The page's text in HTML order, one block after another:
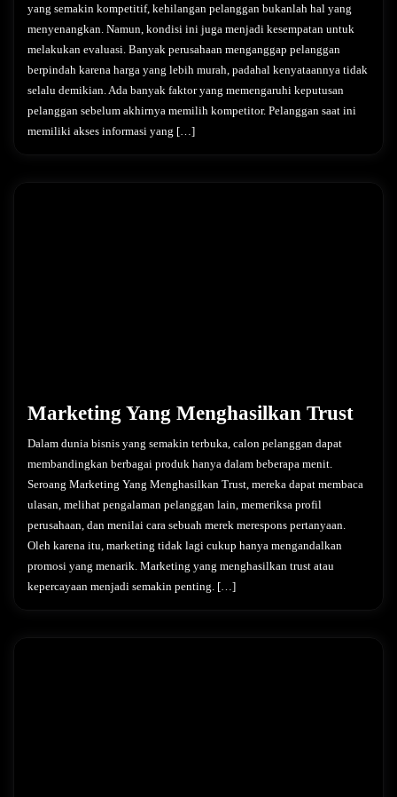
yang semakin kompetitif, kehilangan pelanggan bukanlah hal yang
menyenangkan. Namun, kondisi ini juga menjadi kesempatan untuk
melakukan evaluasi. Banyak perusahaan menganggap pelanggan
berpindah karena harga yang lebih murah, padahal kenyataannya tidak
selalu demikian. Ada banyak faktor yang memengaruhi keputusan
pelanggan sebelum akhirnya memilih kompetitor. Pelanggan saat ini
memiliki akses informasi yang […]
Marketing Yang Menghasilkan Trust
Dalam dunia bisnis yang semakin terbuka, calon pelanggan dapat
membandingkan berbagai produk hanya dalam beberapa menit.
Seroang Marketing Yang Menghasilkan Trust, mereka dapat membaca
ulasan, melihat pengalaman pelanggan lain, memeriksa profil
perusahaan, dan menilai cara sebuah merek merespons pertanyaan.
Oleh karena itu, marketing tidak lagi cukup hanya mengandalkan
promosi yang menarik. Marketing yang menghasilkan trust atau
kepercayaan menjadi semakin penting. […]